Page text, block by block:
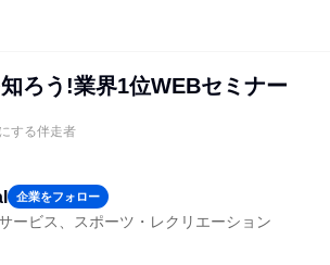
ろう!業界1位WEBセミナー
する伴走者
企業をフォロー
ービス、スポーツ・レクリエーション